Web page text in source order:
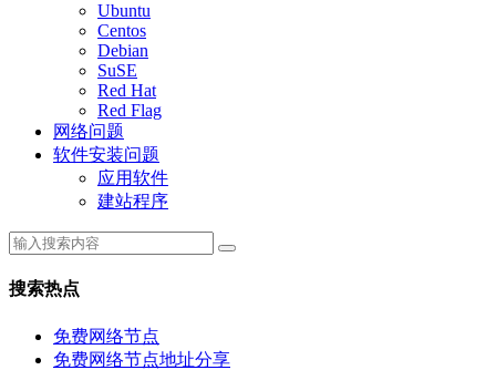
Ubuntu
Centos
Debian
SuSE
Red Hat
Red Flag
网络问题
软件安装问题
应用软件
建站程序
搜索热点
免费网络节点
免费网络节点地址分享